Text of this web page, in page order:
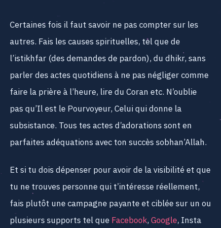
Certaines fois il faut savoir ne pas compter sur les
autres. Fais les causes spirituelles, tel que de
l’istikhfar (des demandes de pardon), du dhikr, sans
parler des actes quotidiens à ne pas négliger comme
faire la prière à l’heure, lire du Coran etc. N’oublie
pas qu’Il est le Pourvoyeur, Celui qui donne la
subsistance. Tous tes actes d’adorations sont en
parfaites adéquations avec ton succès sobhan’Allah.
Et si tu dois dépenser pour avoir de la visibilité et que
tu ne trouves personne qui t’intéresse réellement,
fais plutôt une campagne payante et ciblée sur un ou
plusieurs supports tel queFacebook,Google, Insta